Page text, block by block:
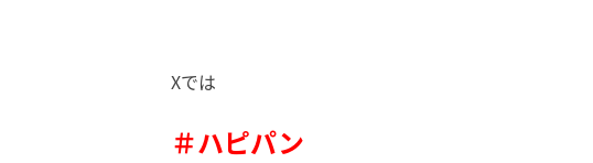
Xでは
＃ハピパン